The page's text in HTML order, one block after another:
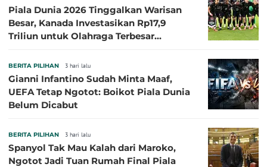
Piala Dunia 2026 Tinggalkan Warisan
Besar, Kanada Investasikan Rp17,9
Triliun untuk Olahraga Terbesar
BERITA PILIHAN 3 hari lalu
Gianni Infantino Sudah Minta Maaf,
UEFA Tetap Ngotot: Boikot Piala Dunia
Belum Dicabut
BERITA PILIHAN 3 hari lalu
Spanyol Tak Mau Kalah dari Maroko,
Ngotot Jadi Tuan Rumah Final Piala